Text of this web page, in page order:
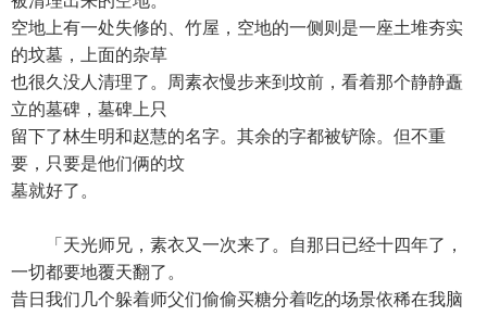
空地上有一处失修的、竹屋，空地的一侧则是一座土堆夯实
的坟墓，上面的杂草
也很久没人清理了。周素衣慢步来到坟前，看着那个静静矗
立的墓碑，墓碑上只
留下了林生明和赵慧的名字。其余的字都被铲除。但不重
要，只要是他们俩的坟
墓就好了。
「天光师兄，素衣又一次来了。自那日已经十四年了，
一切都要地覆天翻了。
昔日我们几个躲着师父们偷偷买糖分着吃的场景依稀在我脑